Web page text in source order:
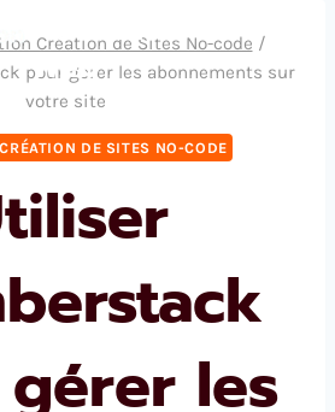
Formation
Web
Création de Sites No-code /
pour gérer les abonnements sur
votre site
DE SITES NO-CODE
les